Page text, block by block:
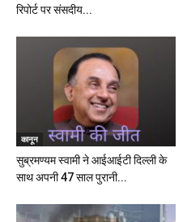
रिपोर्ट पर संसदीय...
कानून
सुब्रमण्यम स्वामी ने आईआईटी दिल्ली के
साथ अपनी 47 साल पुरानी...